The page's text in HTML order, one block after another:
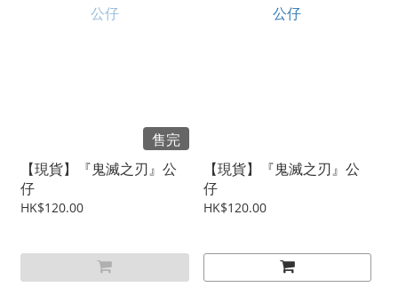
售完
【現貨】『鬼滅之刃』公
仔
HK$120.00
【現貨】『鬼滅之刃』公
仔
HK$120.00